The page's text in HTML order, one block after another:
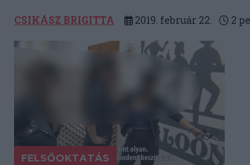
CSIKÁSZ BRIGITTA 2019. február 22. 2
FELSŐOKTATÁS